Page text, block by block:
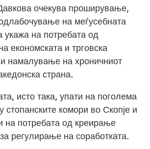
очекува проширување,
на меѓусебната
укажа на потребата од
економската и трговска
намалување на хроничниот
страна.
исто така, упати на поголема
стопанските комори во Скопје и
на потребата од креирање
регулирање на соработката.